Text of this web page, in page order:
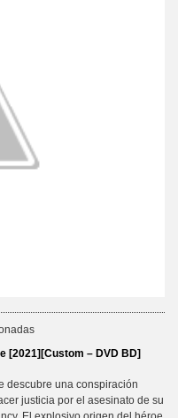
[2021][Custom – DVD BD]
descubre una conspiración
justicia por el asesinato de su